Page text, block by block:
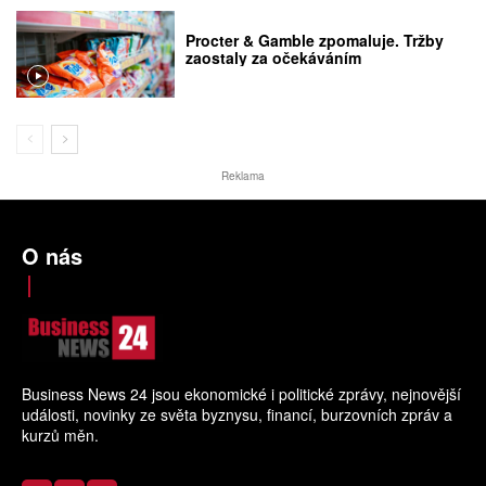
Procter & Gamble zpomaluje. Tržby
zaostaly za očekáváním
Reklama
O nás
Business News 24 jsou ekonomické i politické zprávy, nejnovější
události, novinky ze světa byznysu, financí, burzovních zpráv a
kurzů měn.